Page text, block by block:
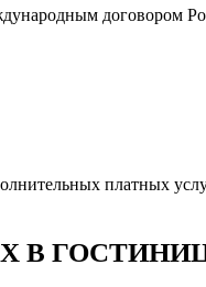
договором
платных
В